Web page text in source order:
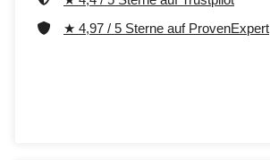
★ 4,97 / 5 Sterne auf ProvenExpert